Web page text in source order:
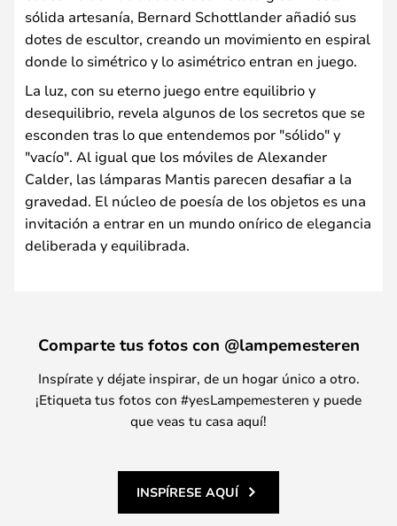
sólida artesanía, Bernard Schottlander añadió sus
dotes de escultor, creando un movimiento en espiral
donde lo simétrico y lo asimétrico entran en juego.
La luz, con su eterno juego entre equilibrio y
desequilibrio, revela algunos de los secretos que se
esconden tras lo que entendemos por "sólido" y
"vacío". Al igual que los móviles de Alexander
Calder, las lámparas Mantis parecen desafiar a la
gravedad. El núcleo de poesía de los objetos es una
invitación a entrar en un mundo onírico de elegancia
deliberada y equilibrada.
Comparte tus fotos con @lampemesteren
Inspírate y déjate inspirar, de un hogar único a otro.
¡Etiqueta tus fotos con #yesLampemesteren y puede
que veas tu casa aquí!
INSPÍRESE AQUÍ